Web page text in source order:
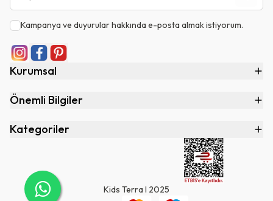
Kampanya ve duyurular hakkında e-posta almak istiyorum.
Kurumsal
Önemli Bilgiler
Kategoriler
Kids Terra I 2025